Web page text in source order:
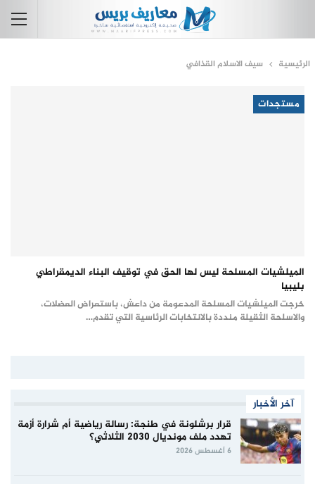
الرئيسية سيف الاسلام القذافي
مستجدات
الميلشيات المسلحة ليس لها الحق في توقيف البناء الديمقراطي
بليبيا
خرجت الميلشيات المسلحة المدعومة من داعش، باستعراض العضلات،
والاسلحة الثقيلة منددة بالانتخابات الرئاسية التي تقدم…
آخر الأخبار
قرار برشلونة في طنجة: رسالة رياضية أم شرارة أزمة
تهدد ملف مونديال 2030 الثلاثي؟
6 أغسطس 2026